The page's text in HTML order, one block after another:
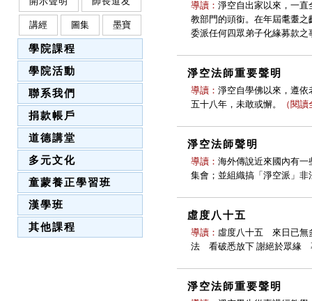
講經 圖集 墨寶
學院課程
學院活動
聯系我們
捐款帳戶
道德講堂
多元文化
童蒙養正學習班
漢學班
其他課程
導讀： 淨空自出家以來，一
教部門的頭銜。在年屆耄耋
委派任何四眾弟子化緣募款之
淨空法師重要聲明
導讀： 淨空自學佛以來，遵
五十八年，未敢或懈。
（ 閱讀
淨空法師聲明
導讀： 海外傳說近來國內有
集會；並組織搞「淨空派」非
虛度八十五
導讀： 虛度八十五 來日已無
法 看破悉放下 謝絕於眾緣
淨空法師重要聲明